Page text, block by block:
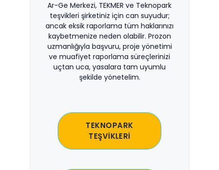
Ar-Ge Merkezi, TEKMER ve Teknopark
teşvikleri şirketiniz için can suyudur;
ancak eksik raporlama tüm haklarınızı
kaybetmenize neden olabilir. Prozon
uzmanlığıyla başvuru, proje yönetimi
ve muafiyet raporlama süreçlerinizi
uçtan uca, yasalara tam uyumlu
şekilde yönetelim.
TEKNOPARK
TEŞVİKLERİ